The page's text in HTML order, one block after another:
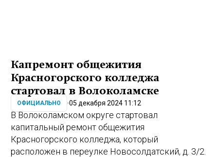
Капремонт общежития
Красногорского колледжа
стартовал в Волоколамске
ОФИЦИАЛЬНО 05 декабря 2024 11:12
В Волоколамском округе стартовал
капитальный ремонт общежития
Красногорского колледжа, который
расположен в переулке Новосолдатский, д. 3/2.